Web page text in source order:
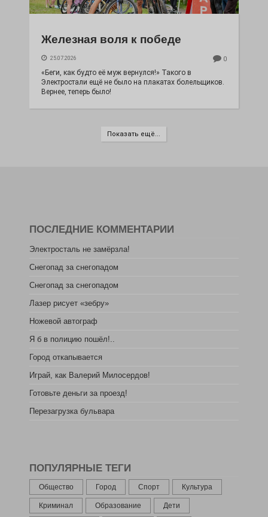
Железная воля к победе
25.07.2026 0
«Беги, как будто её муж вернулся!» Такого в
Электростали ещё не было на плакатах болельщиков.
Вернее, теперь было!
Показать ещё...
ПОСЛЕДНИЕ КОММЕНТАРИИ
Электросталь не замёрзла!
Снегопад за снегопадом
Снегопад за снегопадом
Лазер рисует «зебру»
Ножевой автограф
Я б в полицию пошёл!..
Город откапывается
Играй, как Валерий Милосердов!
Готовьте деньги за проезд!
Перезагрузка бульвара
ПОПУЛЯРНЫЕ ТЕГИ
Общество Город Спорт Культура
Криминал Образование Дети